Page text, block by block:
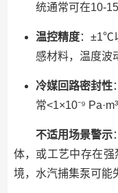
统通常可在10-
温控精度：±1℃
感材料，温度波
冷媒回路密封性
常<1×10⁻⁹
不适用场景警示
体，或工艺中存在
境，水汽捕集泵可能